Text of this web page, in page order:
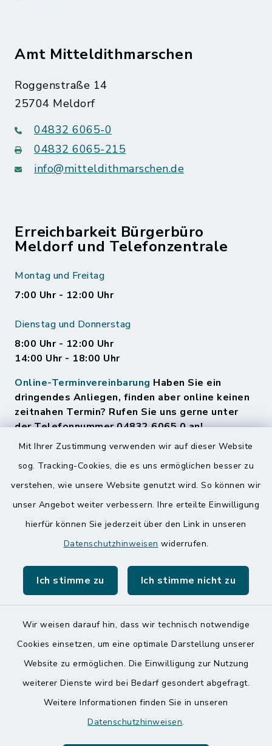
Mit Ihrer Zustimmung verwenden wir auf dieser Website
sog. Tracking-Cookies, die es uns ermöglichen besser zu
verstehen, wie unsere Website genutzt wird. So können wir
unser Angebot weiter verbessern. Ihre erteilte Einwilligung
hierfür können Sie jederzeit über den Link in unseren
Datenschutzhinweisen widerrufen.
Ich stimme zu Ich stimme nicht zu
Wir weisen darauf hin, dass wir technisch notwendige
Cookies einsetzen, um eine optimale Darstellung unserer
Website zu ermöglichen. Die Einwilligung zur Nutzung
weiterer Dienste wird bei Bedarf gesondert abgefragt.
Weitere Informationen finden Sie in unseren
Datenschutzhinweisen.
Amt Mitteldithmarschen
Roggenstraße 14
25704 Meldorf
04832 6065-0
04832 6065-215
info@mitteldithmarschen.de
Erreichbarkeit Bürgerbüro
Meldorf und Telefonzentrale
Montag und Freitag
7:00 Uhr - 12:00 Uhr
Dienstag und Donnerstag
8:00 Uhr - 12:00 Uhr
14:00 Uhr - 18:00 Uhr
Online-Terminvereinbarung Haben Sie ein
dringendes Anliegen, finden aber online keinen
zeitnahen Termin? Rufen Sie uns gerne unter
der Telefonnummer 04832 6065 0 an!
Quicklinks
Amt Mitteldithmarschen
Speicherkoog Meldorfer Koog
Kontakt
Datenschutz